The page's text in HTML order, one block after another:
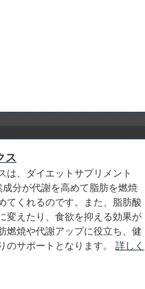
ス
は、ダイエットサプリメント
成分が代謝を高めて脂肪を燃焼
てくれるのです。また、脂肪酸
変えたり、食欲を抑える効果が
燃焼や代謝アップに役立ち、健
のサポートとなります。 詳しく